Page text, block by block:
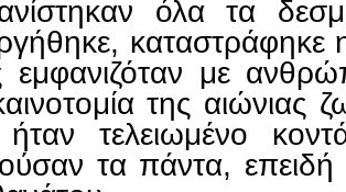
όλα τα
καταστράφηκε
εμφανιζόταν με
της αιώνιας
τελειωμένο
τα πάντα,